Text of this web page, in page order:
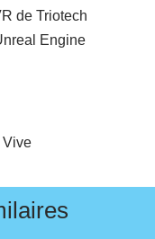
de Triotech
Engine
Vive